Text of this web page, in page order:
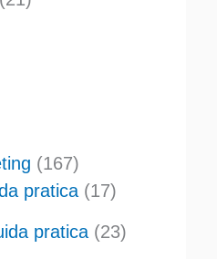
(167)
pratica(17)
pratica(23)